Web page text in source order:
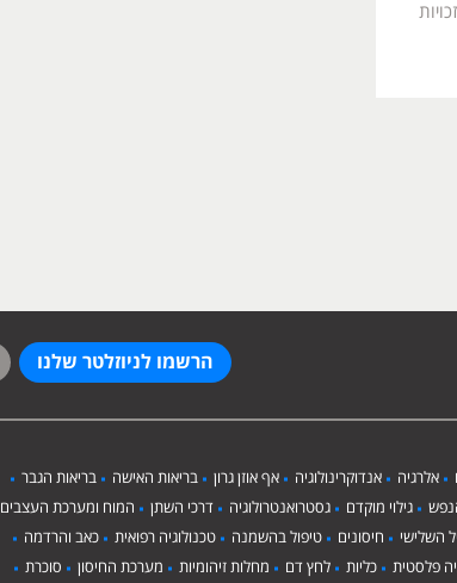
הרשמו לניוזלטר שלנו
אלרגיה אנדוקרינולוגיה אף אוזן גרון בריאות האישה
בריאות הגבר
גילוי מוקדם גסטרואנטרולוגיה דרכי השתן
המוח ומערכת העצבים
השלישי חיסונים טיפול בהשמנה טכנולוגיה רפואית
כאב והרדמה
פלסטית כליות לחץ דם מחלות זיהומיות מערכת החיסון סוכרת